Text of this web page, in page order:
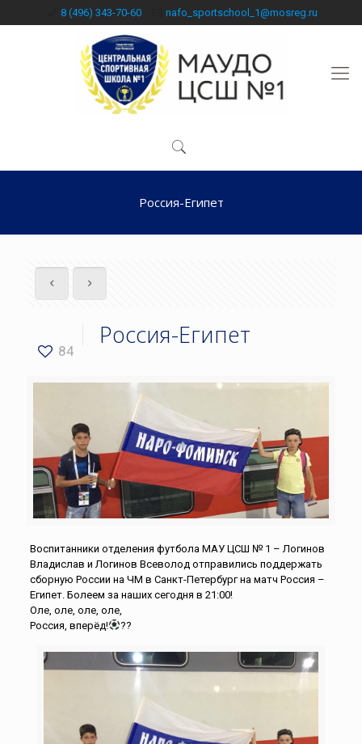
8 (496) 343-70-60 nafo_sportschool_1@mosreg.ru
Россия-Египет
84
Россия-Египет
Воспитанники отделения футбола МАУ ЦСШ № 1 – Логинов
Владислав и Логинов Всеволод отправились поддержать
сборную России на ЧМ в Санкт-Петербург на матч Россия –
Египет. Болеем за наших сегодня в 21:00!
Оле, оле, оле, оле,
Россия, вперёд!
??